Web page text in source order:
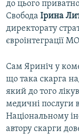
до цього
Свобода Ірина
директорату
євроінтеграції
Сам Яриніч у
що така скарга
який до того
медичні послуги
Національному
автору скарги